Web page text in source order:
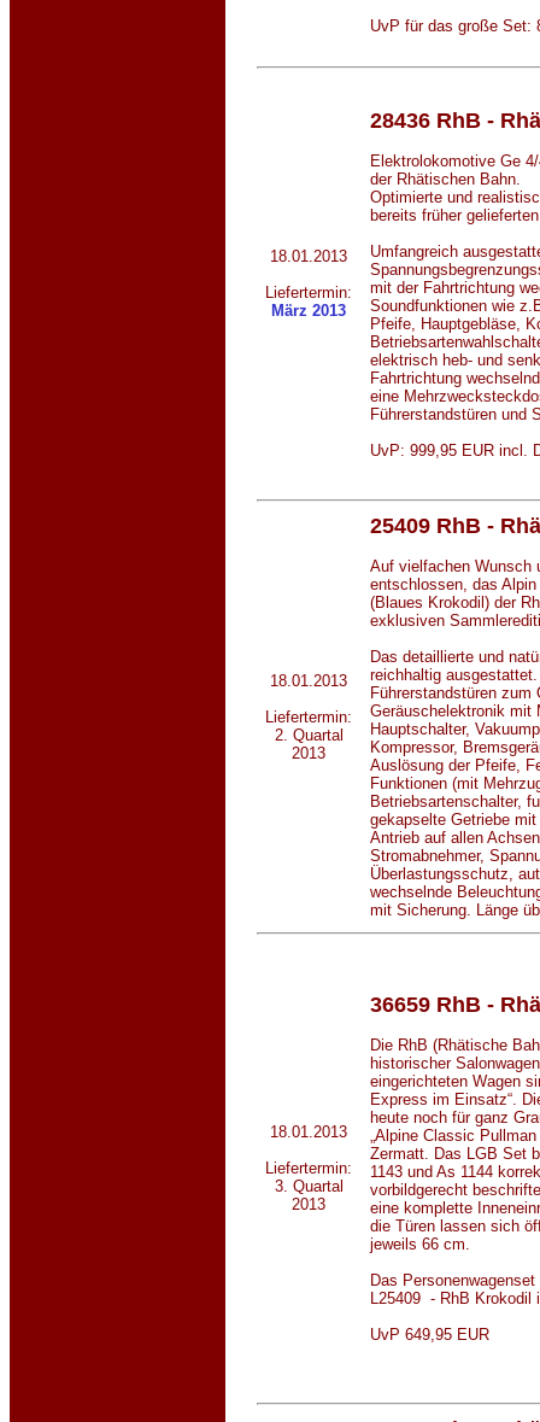
UvP für das große Set:
18.01.2013
Liefertermin:
März 2013
28436 RhB -
Elektrolokomotive Ge
der Rhätischen Bahn.
Optimierte und
bereits früher
Umfangreich
mit der Fahrtrichtung
Soundfunktionen wie
Pfeife, Hauptgebläse,
elektrisch heb- und
Fahrtrichtung
eine
Führerstandstüren und
UvP: 999,95 EUR incl.
18.01.2013
Liefertermin:
2. Quartal
2013
25409 RhB -
Auf vielfachen Wunsch
entschlossen, das
(Blaues Krokodil) der
exklusiven
Das detaillierte und
reichhaltig
Führerstandstüren zum
Geräuschelektronik mit
Hauptschalter,
Kompressor,
Auslösung der Pfeife,
Funktionen (mit
Betriebsartenschalter,
gekapselte Getriebe
Antrieb auf allen
Stromabnehmer,
Überlastungsschutz,
wechselnde
mit Sicherung. Länge
18.01.2013
Liefertermin:
3. Quartal
2013
36659 RhB -
Die RhB (Rhätische
historischer
eingerichteten Wagen
Express im Einsatz“.
heute noch für ganz
„Alpine Classic
Zermatt. Das LGB Set
1143 und As 1144
vorbildgerecht
eine komplette
die Türen lassen sich
jeweils 66 cm.
Das
L25409 - RhB Krokodil
UvP 649,95 EUR